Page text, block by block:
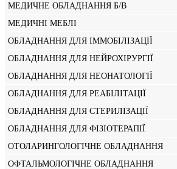
МЕДИЧНЕ ОБЛАДНАННЯ Б/В
МЕДИЧНІ МЕБЛІ
ОБЛАДНАННЯ ДЛЯ ІММОБІЛІЗАЦІЇ
ОБЛАДНАННЯ ДЛЯ НЕЙРОХІРУРГІЇ
ОБЛАДНАННЯ ДЛЯ НЕОНАТОЛОГІЇ
ОБЛАДНАННЯ ДЛЯ РЕАБІЛІТАЦІЇ
ОБЛАДНАННЯ ДЛЯ СТЕРИЛІЗАЦІЇ
ОБЛАДНАННЯ ДЛЯ ФІЗІОТЕРАПІЇ
ОТОЛАРИНГОЛОГІЧНЕ ОБЛАДНАННЯ
ОФТАЛЬМОЛОГІЧНЕ ОБЛАДНАННЯ